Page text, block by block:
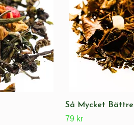
Så Mycket Bättre
79 kr